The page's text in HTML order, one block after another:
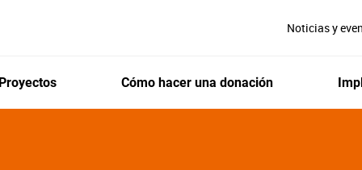
Noticias y
Proyectos Cómo hacer una donación